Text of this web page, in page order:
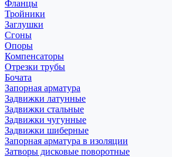
Фланцы
Тройники
Заглушки
Сгоны
Опоры
Компенсаторы
Отрезки трубы
Бочата
Запорная арматура
Задвижки латунные
Задвижки стальные
Задвижки чугунные
Задвижки шиберные
Запорная арматура в изоляции
Затворы дисковые поворотные